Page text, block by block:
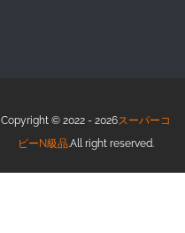
Copyright © 2022 - 2026スーパーコ
ピーN級品.All right reserved.